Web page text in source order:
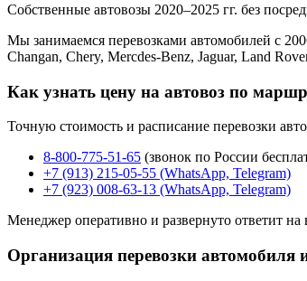
Собственные автовозы 2020–2025 гг. без
Мы занимаемся перевозками автомобилей с
Changan, Chery, Mercdes-Benz, Jaguar, Land
Как узнать цену на автовоз по
Точную стоимость и расписание перевозки
8-800-775-51-65 (звонок по России
+7 (913) 215-05-55 (WhatsApp, Telegram)
+7 (923) 008-63-13 (WhatsApp, Telegram)
Менеджер оперативно и развернуто ответит
Организация перевозки